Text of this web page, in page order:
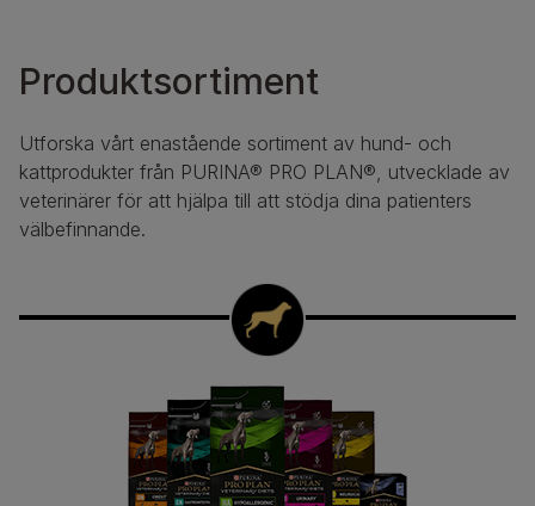
Produktsortiment
Utforska vårt enastående sortiment av hund- och
kattprodukter från PURINA® PRO PLAN®, utvecklade av
veterinärer för att hjälpa till att stödja dina patienters
välbefinnande.